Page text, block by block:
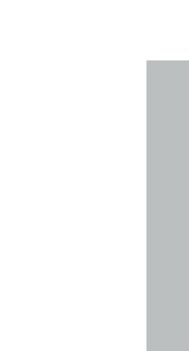
お支払い
商品・ラ